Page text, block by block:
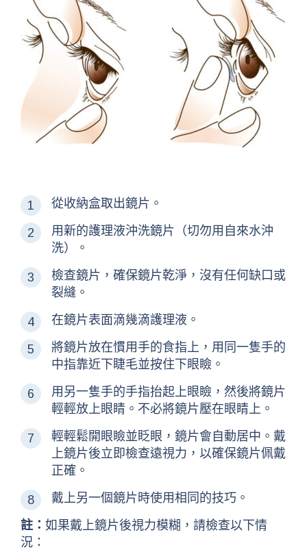
從收納盒取出鏡片。
用新的護理液沖洗鏡片（切勿用自來水沖
洗）。
檢查鏡片，確保鏡片乾淨，沒有任何缺口或
裂縫。
在鏡片表面滴幾滴護理液。
將鏡片放在慣用手的食指上，用同一隻手的
中指靠近下睫毛並按住下眼瞼。
用另一隻手的手指抬起上眼瞼，然後將鏡片
輕輕放上眼睛。不必將鏡片壓在眼睛上。
輕輕鬆開眼瞼並眨眼，鏡片會自動居中。戴
上鏡片後立即檢查遠視力，以確保鏡片佩戴
正確。
戴上另一個鏡片時使用相同的技巧。
註： 如果戴上鏡片後視力模糊，請檢查以下情
況：